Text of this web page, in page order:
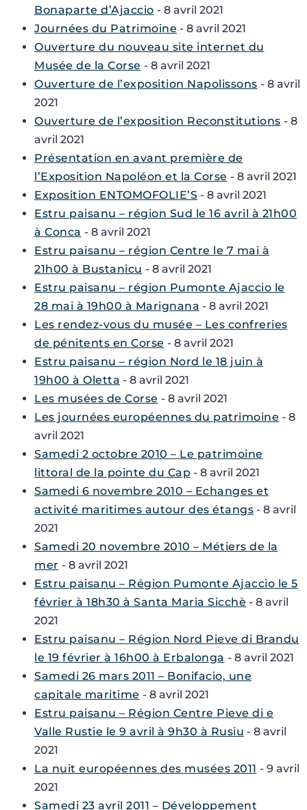
Bonaparte d’Ajaccio - 8 avril 2021
Journées du Patrimoine - 8 avril 2021
Ouverture du nouveau site internet du
Musée de la Corse - 8 avril 2021
Ouverture de l’exposition Napolissons - 8 avril
2021
Ouverture de l’exposition Reconstitutions - 8
avril 2021
Présentation en avant première de
l’Exposition Napoléon et la Corse - 8 avril 2021
Exposition ENTOMOFOLIE’S - 8 avril 2021
Estru paisanu – région Sud le 16 avril à 21h00
à Conca - 8 avril 2021
Estru paisanu – région Centre le 7 mai à
21h00 à Bustanicu - 8 avril 2021
Estru paisanu – région Pumonte Ajaccio le
28 mai à 19h00 à Marignana - 8 avril 2021
Les rendez-vous du musée – Les confreries
de pénitents en Corse - 8 avril 2021
Estru paisanu – région Nord le 18 juin à
19h00 à Oletta - 8 avril 2021
Les musées de Corse - 8 avril 2021
Les journées européennes du patrimoine - 8
avril 2021
Samedi 2 octobre 2010 – Le patrimoine
littoral de la pointe du Cap - 8 avril 2021
Samedi 6 novembre 2010 – Echanges et
activité maritimes autour des étangs - 8 avril
2021
Samedi 20 novembre 2010 – Métiers de la
mer - 8 avril 2021
Estru paisanu – Région Pumonte Ajaccio le 5
février à 18h30 à Santa Maria Sicchè - 8 avril
2021
Estru paisanu – Région Nord Pieve di Brandu
le 19 février à 16h00 à Erbalonga - 8 avril 2021
Samedi 26 mars 2011 – Bonifacio, une
capitale maritime - 8 avril 2021
Estru paisanu – Région Centre Pieve di e
Valle Rustie le 9 avril à 9h30 à Rusiu - 8 avril
2021
La nuit européennes des musées 2011 - 9 avril
2021
Samedi 23 avril 2011 – Développement